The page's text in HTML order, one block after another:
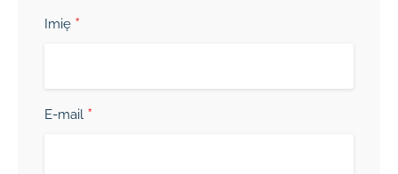
Imię *
E-mail *